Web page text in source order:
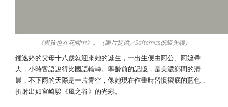
《男孩也在花園中》。（圖片提供／Saitemiss低級失誤）
鍾逸婷的父母十八歲就迎來她的誕生，一出生便由阿公、阿嬤帶
大，小時客語說得比國語輪轉。學齡前的記憶，是美濃鄉間的清
晨，不下雨的天際是一片青空，像她現在作畫時習慣襯底的藍色，
折射出如宮崎駿《風之谷》的光彩。